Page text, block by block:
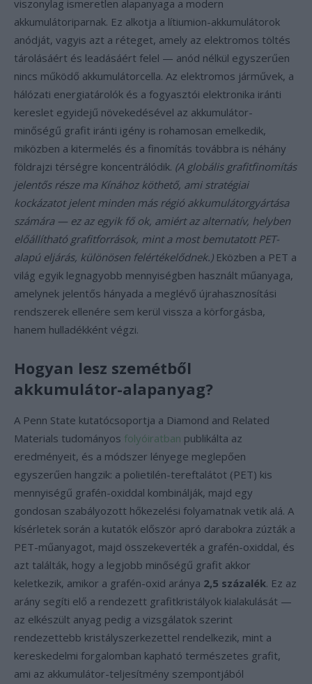
viszonylag ismeretlen alapanyaga a modern
akkumulátoriparnak. Ez alkotja a lítiumion-akkumulátorok
anódját, vagyis azt a réteget, amely az elektromos töltés
tárolásáért és leadásáért felel — anód nélkül egyszerűen
nincs működő akkumulátorcella. Az elektromos járművek, a
hálózati energiatárolók és a fogyasztói elektronika iránti
kereslet egyidejű növekedésével az akkumulátor-
minőségű grafit iránti igény is rohamosan emelkedik,
miközben a kitermelés és a finomítás továbbra is néhány
földrajzi térségre koncentrálódik. (A globális grafitfinomítás
jelentős része ma Kínához köthető, ami stratégiai
kockázatot jelent minden más régió akkumulátorgyártása
számára — ez az egyik fő ok, amiért az alternatív, helyben
előállítható grafitforrások, mint a most bemutatott PET-
alapú eljárás, különösen felértékelődnek.)Eközben a PET a
világ egyik legnagyobb mennyiségben használt műanyaga,
amelynek jelentős hányada a meglévő újrahasznosítási
rendszerek ellenére sem kerül vissza a körforgásba,
hanem hulladékként végzi.
Hogyan lesz szemétből
akkumulátor-alapanyag?
A Penn State kutatócsoportja a Diamond and Related
Materials tudományos folyóiratban publikálta az
eredményeit, és a módszer lényege meglepően
egyszerűen hangzik: a polietilén-tereftalátot (PET) kis
mennyiségű grafén-oxiddal kombinálják, majd egy
gondosan szabályozott hőkezelési folyamatnak vetik alá. A
kísérletek során a kutatók először apró darabokra zúzták a
PET-műanyagot, majd összekeverték a grafén-oxiddal, és
azt találták, hogy a legjobb minőségű grafit akkor
keletkezik, amikor a grafén-oxid aránya 2,5 százalék. Ez az
arány segíti elő a rendezett grafitkristályok kialakulását —
az elkészült anyag pedig a vizsgálatok szerint
rendezettebb kristályszerkezettel rendelkezik, mint a
kereskedelmi forgalomban kapható természetes grafit,
ami az akkumulátor-teljesítmény szempontjából